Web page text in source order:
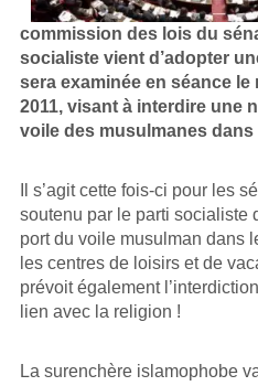
commission des lois du
socialiste vient d’adopter
sera examinée en séance
2011, visant à interdire une
voile des musulmanes dans
Il s’agit cette fois-ci pour les
soutenu par le parti socialiste
port du voile musulman dans
les centres de loisirs et de
prévoit également
lien avec la religion !
La surenchère islamophobe